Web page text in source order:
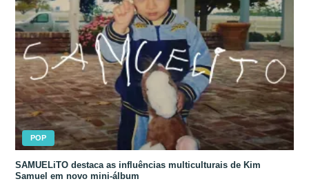
POP
SAMUELiTO destaca as influências multiculturais de Kim
Samuel em novo mini-álbum